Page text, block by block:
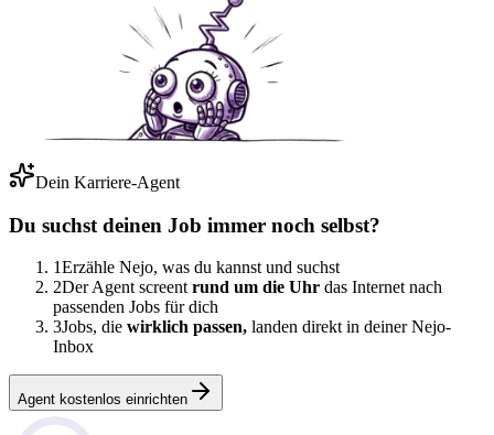
Dein Karriere-Agent
Du suchst deinen Job immer noch selbst?
1Erzähle Nejo, was du kannst und suchst
2Der Agent screent rund um die Uhr das Internet nach
passenden Jobs für dich
3Jobs, die wirklich passen, landen direkt in deiner Nejo-
Inbox
Agent kostenlos einrichten